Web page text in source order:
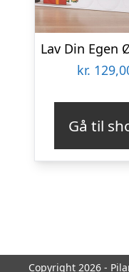
kr.
Gå til
Copyright 2026 -